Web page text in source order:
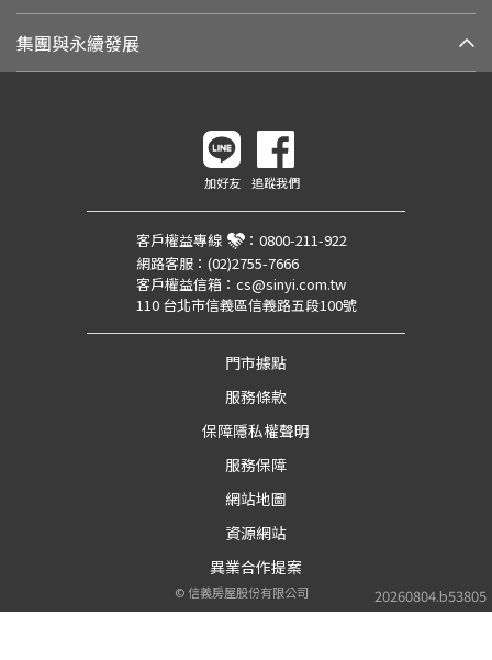
集團與永續發展
20260804.b53805
加好友 追蹤我們
客戶權益專線 ： 0800-211-922
網路客服： (02)2755-7666
客戶權益信箱： cs@sinyi.com.tw
110 台北市信義區信義路五段100號
門市據點
服務條款
保障隱私權聲明
服務保障
網站地圖
資源網站
異業合作提案
©信義房屋股份有限公司